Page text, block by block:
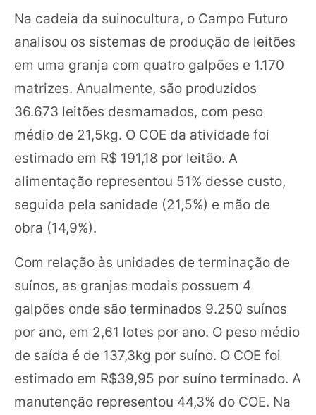
Na cadeia da suinocultura, o Campo Futuro
analisou os sistemas de produção de leitões
em uma granja com quatro galpões e 1.170
matrizes. Anualmente, são produzidos
36.673 leitões desmamados, com peso
médio de 21,5kg. O COE da atividade foi
estimado em R$ 191,18 por leitão. A
alimentação representou 51% desse custo,
seguida pela sanidade (21,5%) e mão de
obra (14,9%).
Com relação às unidades de terminação de
suínos, as granjas modais possuem 4
galpões onde são terminados 9.250 suínos
por ano, em 2,61 lotes por ano. O peso médio
de saída é de 137,3kg por suíno. O COE foi
estimado em R$39,95 por suíno terminado. A
manutenção representou 44,3% do COE. Na